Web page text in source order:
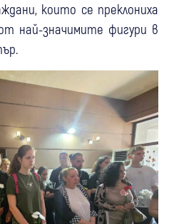
които се преклониха
най-значимите фигури в